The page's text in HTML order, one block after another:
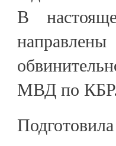
В
МВД по